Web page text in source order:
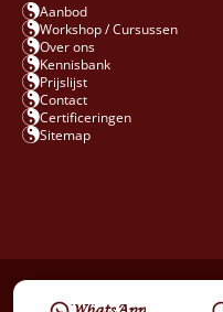
Aanbod
Workshop / Cursussen
Over ons
Kennisbank
Prijslijst
Contact
Certificeringen
Sitemap